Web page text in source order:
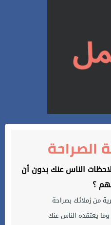
الصراحة
الناس عنك بدون أن
؟
من زملائك بصراحة
يعتقده الناس عنك